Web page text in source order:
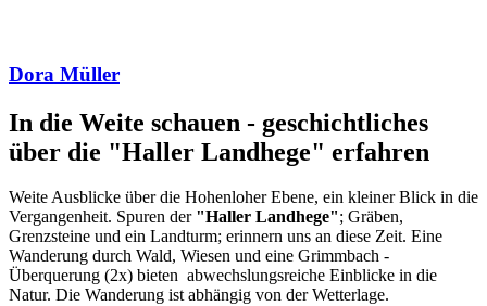
Dora Müller
In die Weite schauen - geschichtliches
über die "Haller Landhege" erfahren
Weite Ausblicke über die Hohenloher Ebene, ein kleiner Blick in die
Vergangenheit. Spuren der "Haller Landhege"; Gräben,
Grenzsteine und ein Landturm; erinnern uns an diese Zeit. Eine
Wanderung durch Wald, Wiesen und eine Grimmbach -
Überquerung (2x) bieten abwechslungsreiche Einblicke in die
Natur. Die Wanderung ist abhängig von der Wetterlage.